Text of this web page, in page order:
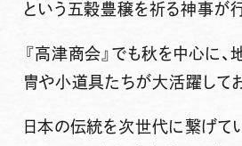
という五穀豊穣を祈る神事が
『高津商会』でも秋を中心に、
冑や小道具たちが大活躍してお
日本の伝統を次世代に繋げて